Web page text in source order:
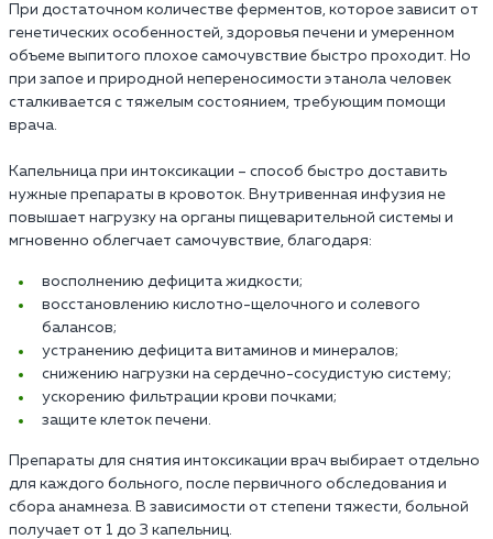
При достаточном количестве ферментов, которое зависит от
генетических особенностей, здоровья печени и умеренном
объеме выпитого плохое самочувствие быстро проходит. Но
при запое и природной непереносимости этанола человек
сталкивается с тяжелым состоянием, требующим помощи
врача.
Капельница при интоксикации – способ быстро доставить
нужные препараты в кровоток. Внутривенная инфузия не
повышает нагрузку на органы пищеварительной системы и
мгновенно облегчает самочувствие, благодаря:
восполнению дефицита жидкости;
восстановлению кислотно-щелочного и солевого
балансов;
устранению дефицита витаминов и минералов;
снижению нагрузки на сердечно-сосудистую систему;
ускорению фильтрации крови почками;
защите клеток печени.
Препараты для снятия интоксикации врач выбирает отдельно
для каждого больного, после первичного обследования и
сбора анамнеза. В зависимости от степени тяжести, больной
получает от 1 до 3 капельниц.